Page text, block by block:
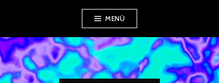
springen
MENÜ